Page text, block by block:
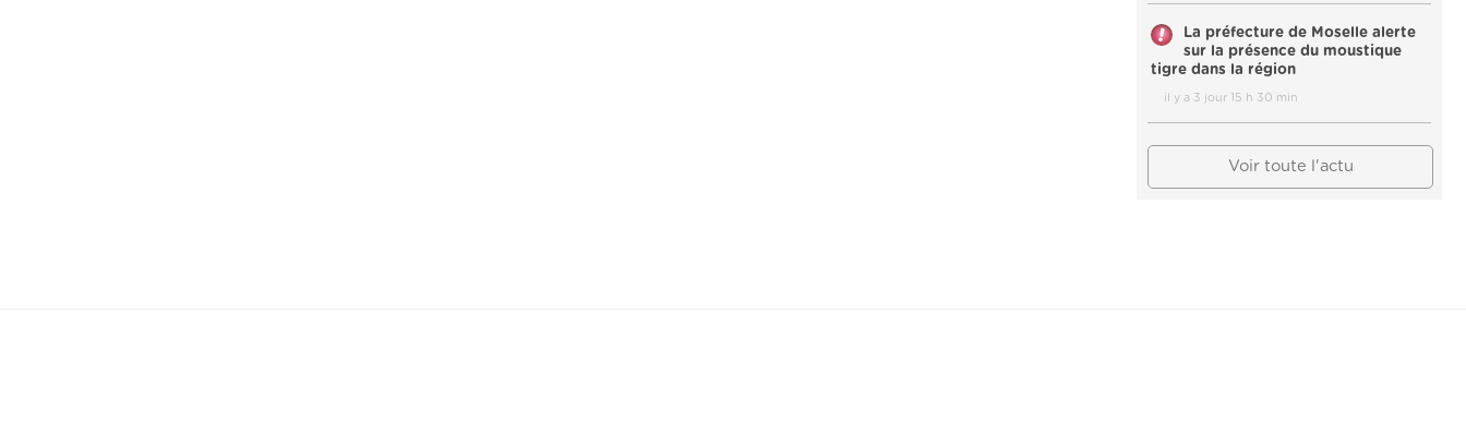
La préfecture de Moselle alerte
sur la présence du moustique
tigre dans la région
il y a 3 jour 15 h 30 min
Voir toute l'actu